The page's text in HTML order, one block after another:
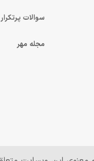
سوالات پرتکرار
مجله مهر